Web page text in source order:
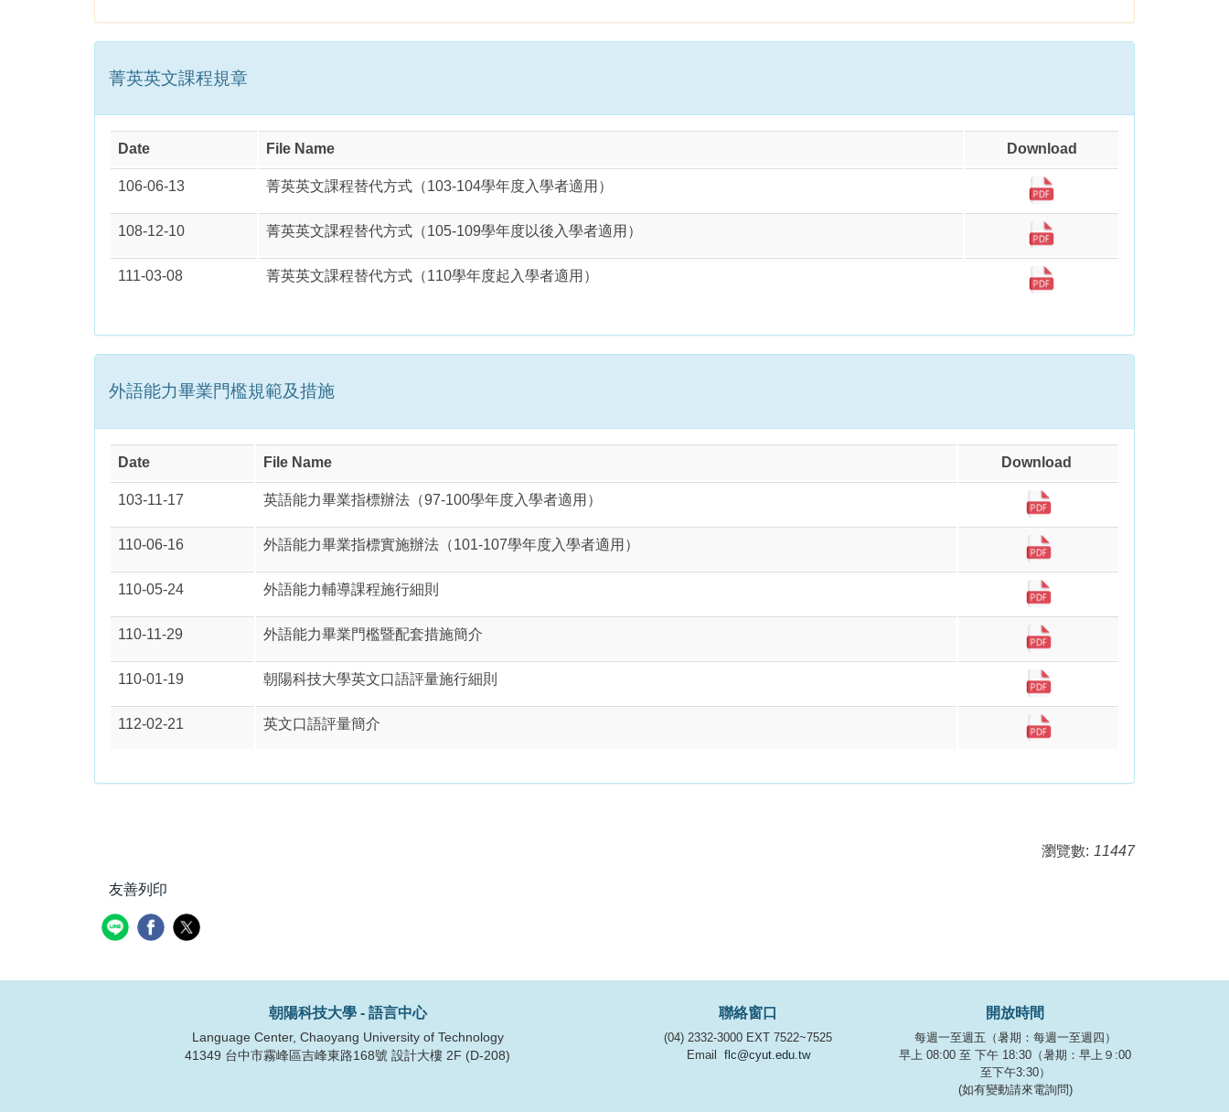
菁英英文課程規章
Date File Name Download
106-06-13 菁英英文課程替代方式（103-104學年度入學者適用）
108-12-10 菁英英文課程替代方式（105-109學年度以後入學者適用）
111-03-08 菁英英文課程替代方式（110學年度起入學者適用）
外語能力畢業門檻規範及措施
Date File Name Download
103-11-17 英語能力畢業指標辦法（97-100學年度入學者適用）
110-06-16 外語能力畢業指標實施辦法（101-107學年度入學者適用）
110-05-24 外語能力輔導課程施行細則
110-11-29 外語能力畢業門檻暨配套措施簡介
110-01-19 朝陽科技大學英文口語評量施行細則
112-02-21 英文口語評量簡介
瀏覽數: 11447
友善列印
朝陽科技大學 - 語言中心
Language Center, Chaoyang University of Technology
41349 台中市霧峰區吉峰東路168號 設計大樓 2F (D-208)
聯絡窗口
(04) 2332-3000 EXT 7522~7525
Email flc@cyut.edu.tw
開放時間
每週一至週五（暑期：每週一至週四）
早上 08:00 至 下午 18:30（暑期：早上９:00
至下午3:30）
(如有變動請來電詢問)